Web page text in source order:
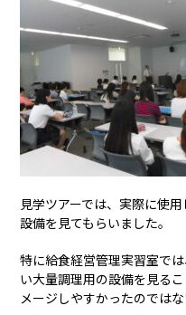
見学ツアーでは、実際に使
設備を見てもらいました。
特に給食経営管理実習室で
い大量調理用の設備を見る
メージしやすかったのではな